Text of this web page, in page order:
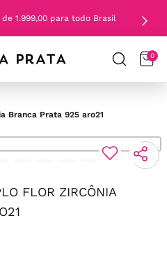
1.999,00 para todo Brasil
0
Branca Prata 925 aro21
FLOR ZIRCÔNIA